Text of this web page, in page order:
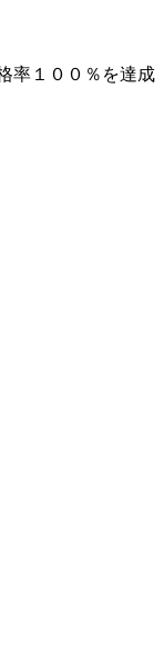
率１００％を達成